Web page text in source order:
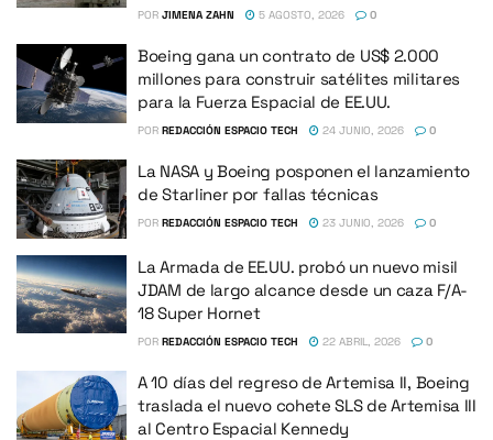
POR JIMENA ZAHN 5 AGOSTO, 2026 0
Boeing gana un contrato de US$ 2.000
millones para construir satélites militares
para la Fuerza Espacial de EE.UU.
POR REDACCIÓN ESPACIO TECH 24 JUNIO, 2026 0
La NASA y Boeing posponen el lanzamiento
de Starliner por fallas técnicas
POR REDACCIÓN ESPACIO TECH 23 JUNIO, 2026 0
La Armada de EE.UU. probó un nuevo misil
JDAM de largo alcance desde un caza F/A-
18 Super Hornet
POR REDACCIÓN ESPACIO TECH 22 ABRIL, 2026 0
A 10 días del regreso de Artemisa II, Boeing
traslada el nuevo cohete SLS de Artemisa III
al Centro Espacial Kennedy